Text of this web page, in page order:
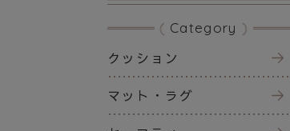
Category
クッション
マット・ラグ